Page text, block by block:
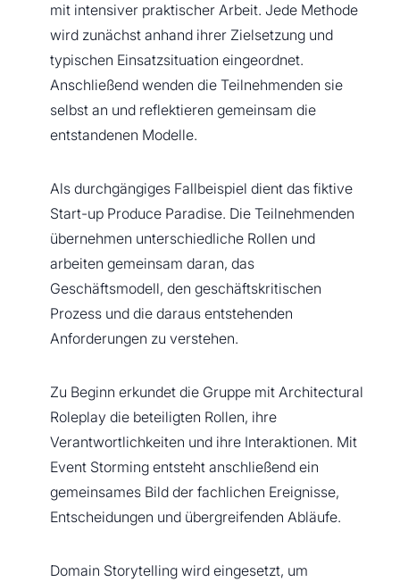
mit intensiver praktischer Arbeit. Jede Methode
wird zunächst anhand ihrer Zielsetzung und
typischen Einsatzsituation eingeordnet.
Anschließend wenden die Teilnehmenden sie
selbst an und reflektieren gemeinsam die
entstandenen Modelle.
Als durchgängiges Fallbeispiel dient das fiktive
Start-up Produce Paradise. Die Teilnehmenden
übernehmen unterschiedliche Rollen und
arbeiten gemeinsam daran, das
Geschäftsmodell, den geschäftskritischen
Prozess und die daraus entstehenden
Anforderungen zu verstehen.
Zu Beginn erkundet die Gruppe mit Architectural
Roleplay die beteiligten Rollen, ihre
Verantwortlichkeiten und ihre Interaktionen. Mit
Event Storming entsteht anschließend ein
gemeinsames Bild der fachlichen Ereignisse,
Entscheidungen und übergreifenden Abläufe.
Domain Storytelling wird eingesetzt, um